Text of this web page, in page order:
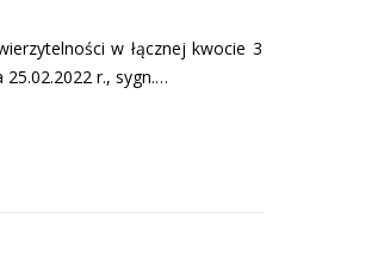
w łącznej kwocie 3
25.02.2022 r., sygn.…